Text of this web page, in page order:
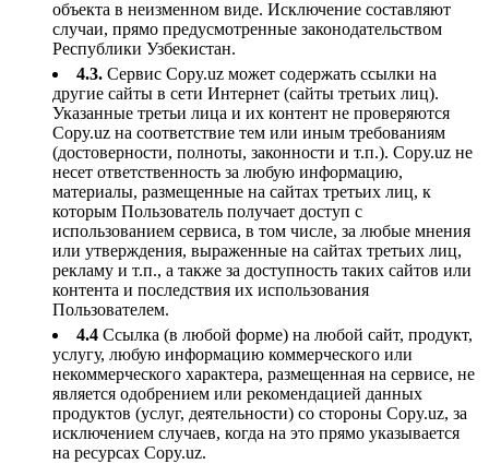
объекта в неизменном виде. Исключение составляют
случаи, прямо предусмотренные законодательством
Республики Узбекистан.
4.3. Сервис Copy.uz может содержать ссылки на
другие сайты в сети Интернет (сайты третьих лиц).
Указанные третьи лица и их контент не проверяются
Copy.uz на соответствие тем или иным требованиям
(достоверности, полноты, законности и т.п.). Copy.uz не
несет ответственность за любую информацию,
материалы, размещенные на сайтах третьих лиц, к
которым Пользователь получает доступ с
использованием сервиса, в том числе, за любые мнения
или утверждения, выраженные на сайтах третьих лиц,
рекламу и т.п., а также за доступность таких сайтов или
контента и последствия их использования
Пользователем.
4.4 Ссылка (в любой форме) на любой сайт, продукт,
услугу, любую информацию коммерческого или
некоммерческого характера, размещенная на сервисе, не
является одобрением или рекомендацией данных
продуктов (услуг, деятельности) со стороны Copy.uz, за
исключением случаев, когда на это прямо указывается
на ресурсах Copy.uz.